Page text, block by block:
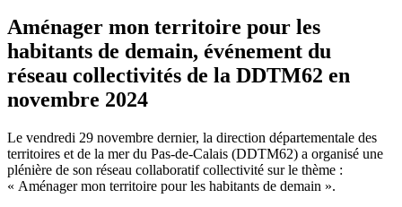
Aménager mon territoire pour les
habitants de demain, événement du
réseau collectivités de la DDTM62 en
novembre 2024
Le vendredi 29 novembre dernier, la direction départementale des
territoires et de la mer du Pas-de-Calais (DDTM62) a organisé une
plénière de son réseau collaboratif collectivité sur le thème :
« Aménager mon territoire pour les habitants de demain ».